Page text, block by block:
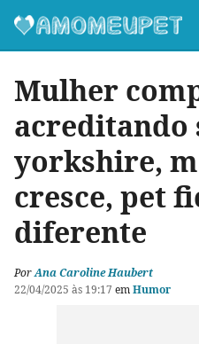
Mulher
acreditando
yorkshire,
cresce, pet
diferente
PorAna Caroline Haubert
22/04/2025 às 19:17 emHumor